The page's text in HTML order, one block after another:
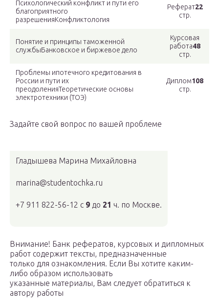
Психологический конфликт и пути его
благоприятного
разрешенияКонфликтология
Реферат22
стр.
Понятие и принципы таможенной
службыБанковское и биржевое дело
Курсовая
работа48
стр.
Проблемы ипотечного кредитования в
России и пути их
преодоленияТеоретические основы
электротехники (ТОЭ)
Диплом108
стр.
Задайте свой вопрос по вашей проблеме
Гладышева Марина Михайловна
marina@studentochka.ru
+7 911 822-56-12 с 9 до 21 ч. по Москве.
Внимание! Банк рефератов, курсовых и дипломных
работ содержит тексты, предназначенные
только для ознакомления. Если Вы хотите каким-
либо образом использовать
указанные материалы, Вам следует обратиться к
автору работы